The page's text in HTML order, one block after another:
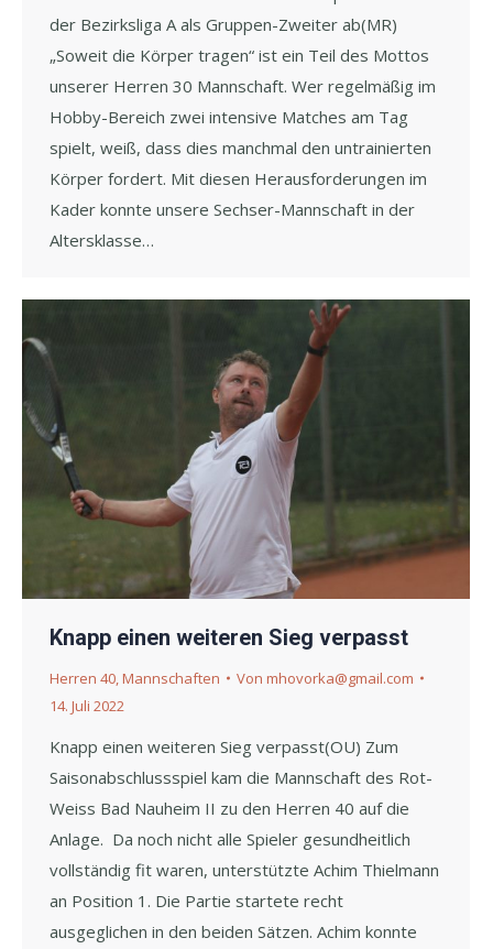
der Bezirksliga A als Gruppen-Zweiter ab(MR)
„Soweit die Körper tragen“ ist ein Teil des Mottos
unserer Herren 30 Mannschaft. Wer regelmäßig im
Hobby-Bereich zwei intensive Matches am Tag
spielt, weiß, dass dies manchmal den untrainierten
Körper fordert. Mit diesen Herausforderungen im
Kader konnte unsere Sechser-Mannschaft in der
Altersklasse…
Knapp einen weiteren Sieg verpasst
Herren 40 Mannschaften Von mhovorka@gmail.com
14. Juli 2022
Knapp einen weiteren Sieg verpasst(OU) Zum
Saisonabschlussspiel kam die Mannschaft des Rot-
Weiss Bad Nauheim II zu den Herren 40 auf die
Anlage. Da noch nicht alle Spieler gesundheitlich
vollständig fit waren, unterstützte Achim Thielmann
an Position 1. Die Partie startete recht
ausgeglichen in den beiden Sätzen. Achim konnte